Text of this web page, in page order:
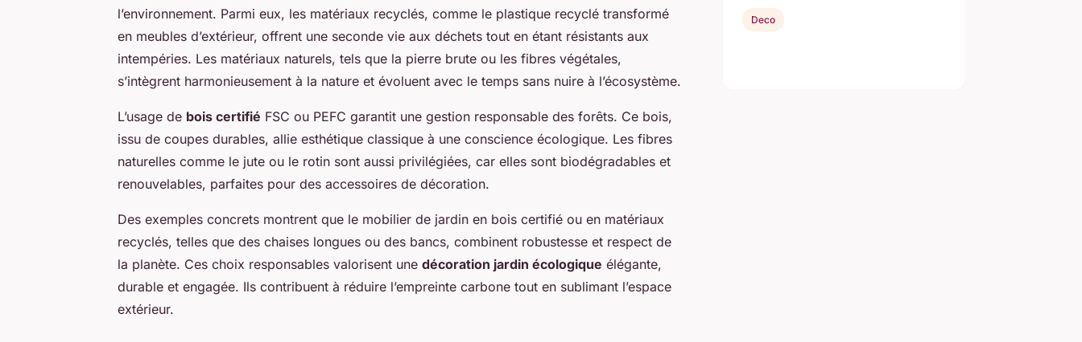
l’environnement. Parmi eux, les matériaux recyclés, comme le plastique recyclé transformé
en meubles d’extérieur, offrent une seconde vie aux déchets tout en étant résistants aux
intempéries. Les matériaux naturels, tels que la pierre brute ou les fibres végétales,
s’intègrent harmonieusement à la nature et évoluent avec le temps sans nuire à l’écosystème.
L’usage de bois certifié FSC ou PEFC garantit une gestion responsable des forêts. Ce bois,
issu de coupes durables, allie esthétique classique à une conscience écologique. Les fibres
naturelles comme le jute ou le rotin sont aussi privilégiées, car elles sont biodégradables et
renouvelables, parfaites pour des accessoires de décoration.
Des exemples concrets montrent que le mobilier de jardin en bois certifié ou en matériaux
recyclés, telles que des chaises longues ou des bancs, combinent robustesse et respect de
la planète. Ces choix responsables valorisent une décoration jardin écologique élégante,
durable et engagée. Ils contribuent à réduire l’empreinte carbone tout en sublimant l’espace
extérieur.
Deco